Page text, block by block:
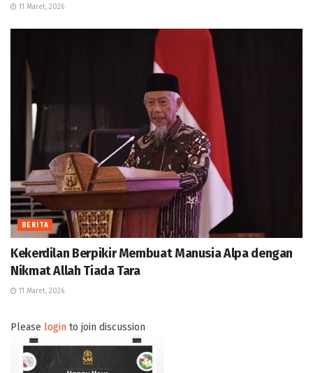
11 Maret, 2026
BERITA
Kekerdilan Berpikir Membuat Manusia Alpa dengan
Nikmat Allah Tiada Tara
11 Maret, 2026
Please login to join discussion